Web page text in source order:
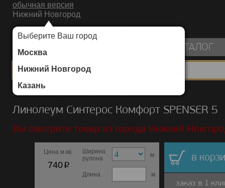
обычная версия
Нижний Новгород
Выберите Ваш город
Москва
Нижний Новгород
Казань
ИНТЕРНЕТ-МАГАЗИН НАПОЛЬНЫХ ПОКРЫТИЙ
КАТАЛОГ
Каталог/Линолеум/Синтерос/Комфорт
Линолеум Синтерос Комфорт SPENSER 5
Вы смотрите товар из города Нижний
Цена м.кв.
740p
Ширина
рулона
м
Длина м
в
заказ в 1